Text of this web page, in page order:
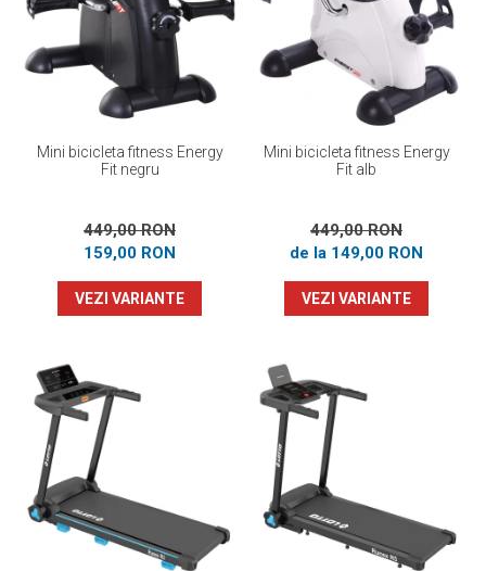
Mini bicicleta fitness Energy
Fit negru
449,00 RON
159,00 RON
VEZI VARIANTE
Mini bicicleta fitness Energy
Fit alb
449,00 RON
de la 149,00 RON
VEZI VARIANTE